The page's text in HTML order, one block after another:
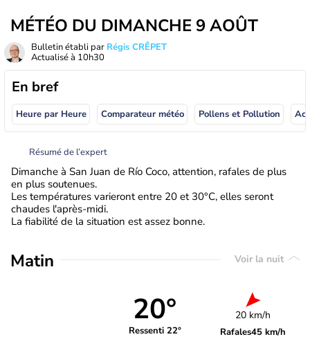
MÉTÉO DU DIMANCHE 9 AOÛT
Bulletin établi par Régis CRÊPET
Actualisé à 10h30
En bref
Heure par Heure Comparateur météo Pollens et Pollution
Résumé de l’expert
Dimanche à San Juan de Río Coco, attention, rafales de plus
en plus soutenues.
Les températures varieront entre 20 et 30°C, elles seront
chaudes l'après-midi.
La fiabilité de la situation est assez bonne.
Matin Voir la nuit
20°
Ressenti 22°
20 km/h
Rafales45 km/h